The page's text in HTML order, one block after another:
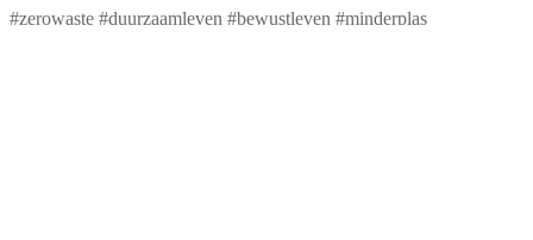
#zerowaste #duurzaamleven #bewustleven #minderplas